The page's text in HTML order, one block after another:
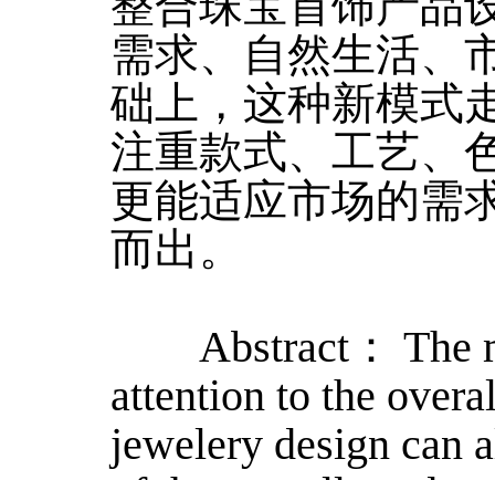
需求、自然生活、
础上，这种新模式
注重款式、工艺、
更能适应市场的需
而出。
Abstract： The
attention to the
jewelery design can